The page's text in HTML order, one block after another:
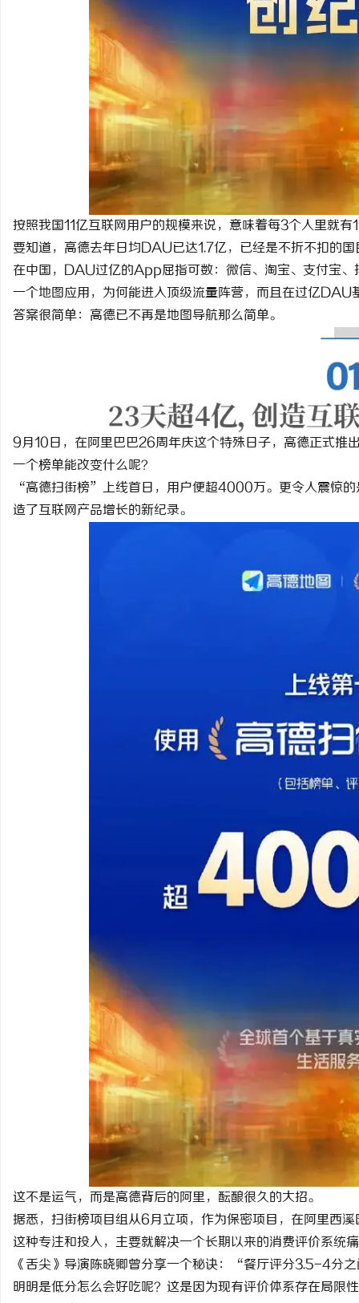
按照我国11亿互联网用户的规模来说，意味着每3个人里就有
要知道，高德去年日均DAU已达1.7亿，已经是不折不扣的国
在中国，DAU过亿的App屈指可数：微信、淘宝、支付宝
一个地图应用，为何能进入顶级流量阵营，而且在过亿DAU
答案很简单：高德已不再是地图导航那么简单。
9月10日，在阿里巴巴26周年庆这个特殊日子，高德正式
一个榜单能改变什么呢？
“高德扫街榜”上线首日，用户便超4000万。更令人震惊
造了互联网产品增长的新纪录。
这不是运气，而是高德背后的阿里，酝酿很久的大招。
据悉，扫街榜项目组从6月立项，作为保密项目，在阿里西
这种专注和投入，主要就解决一个长期以来的消费评价系
《舌尖》导演陈晓卿曾分享一个秘诀：“餐厅评分3.5-4分
明明是低分怎么会好吃呢？这是因为现有评价体系存在局限